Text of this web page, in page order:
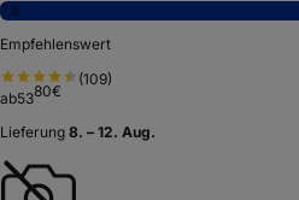
7,8
Empfehlenswert
(109)
ab5380€
Lieferung 8. – 12. Aug.